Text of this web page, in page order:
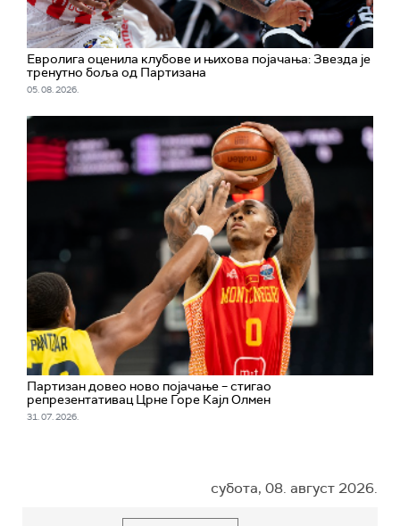
Евролига оценила клубове и њихова појачања: Звезда је
тренутно боља од Партизана
05. 08. 2026.
Партизан довео ново појачање – стигао
репрезентативац Црне Горе Кајл Олмен
31. 07. 2026.
субота, 08. август 2026.